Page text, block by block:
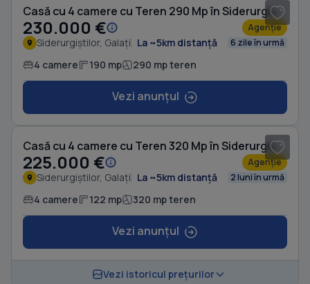
Casă cu 4 camere cu Teren 290 Mp în Siderurgiștilor
230.000 € Agenție
Siderurgiștilor, Galați La ~5km distanță 6 zile în urmă
4 camere 190 mp 290 mp teren
Vezi anunțul
Casă cu 4 camere cu Teren 320 Mp în Siderurgiștilor
225.000 € Agenție
Siderurgiștilor, Galați La ~5km distanță 2 luni în urmă
4 camere 122 mp 320 mp teren
Vezi anunțul
Vezi istoricul prețurilor